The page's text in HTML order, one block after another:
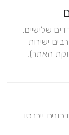
שלישיים.
ישירות
האתר),
ייכנסו